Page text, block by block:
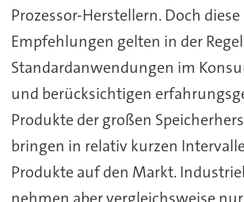
Prozessor-Herstellern. Doch diese
Empfehlungen gelten in der
Standardanwendungen im
und berücksichtigen
Produkte der großen
bringen in relativ kurzen
Produkte auf den Markt.
nehmen aber vergleichsweise